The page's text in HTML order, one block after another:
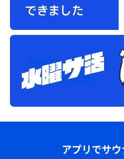
アプリでサ